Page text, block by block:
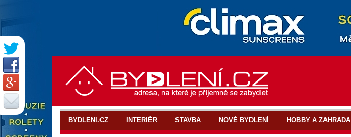
BYDLENI.CZ INTERIÉR STAVBA NOVÉ BYDLENÍ HOBBY A ZAHRADA